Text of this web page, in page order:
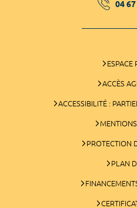
04
ESPACE
ACCÈS
ACCESSIBILITÉ :
PROTECTION
PLAN